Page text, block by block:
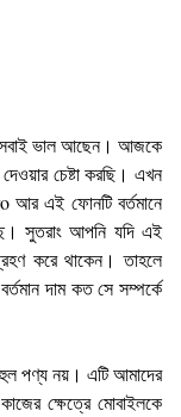
সবাই ভাল আছেন। আজকে
চেষ্টা করছি। এখন
এই ফোনটি বর্তমানে
সুতরাং আপনি যদি এই
করে থাকেন। তাহলে
দাম কত সে সম্পর্কে
পণ্য নয়। এটি আমাদের
ক্ষেত্রে মোবাইলকে